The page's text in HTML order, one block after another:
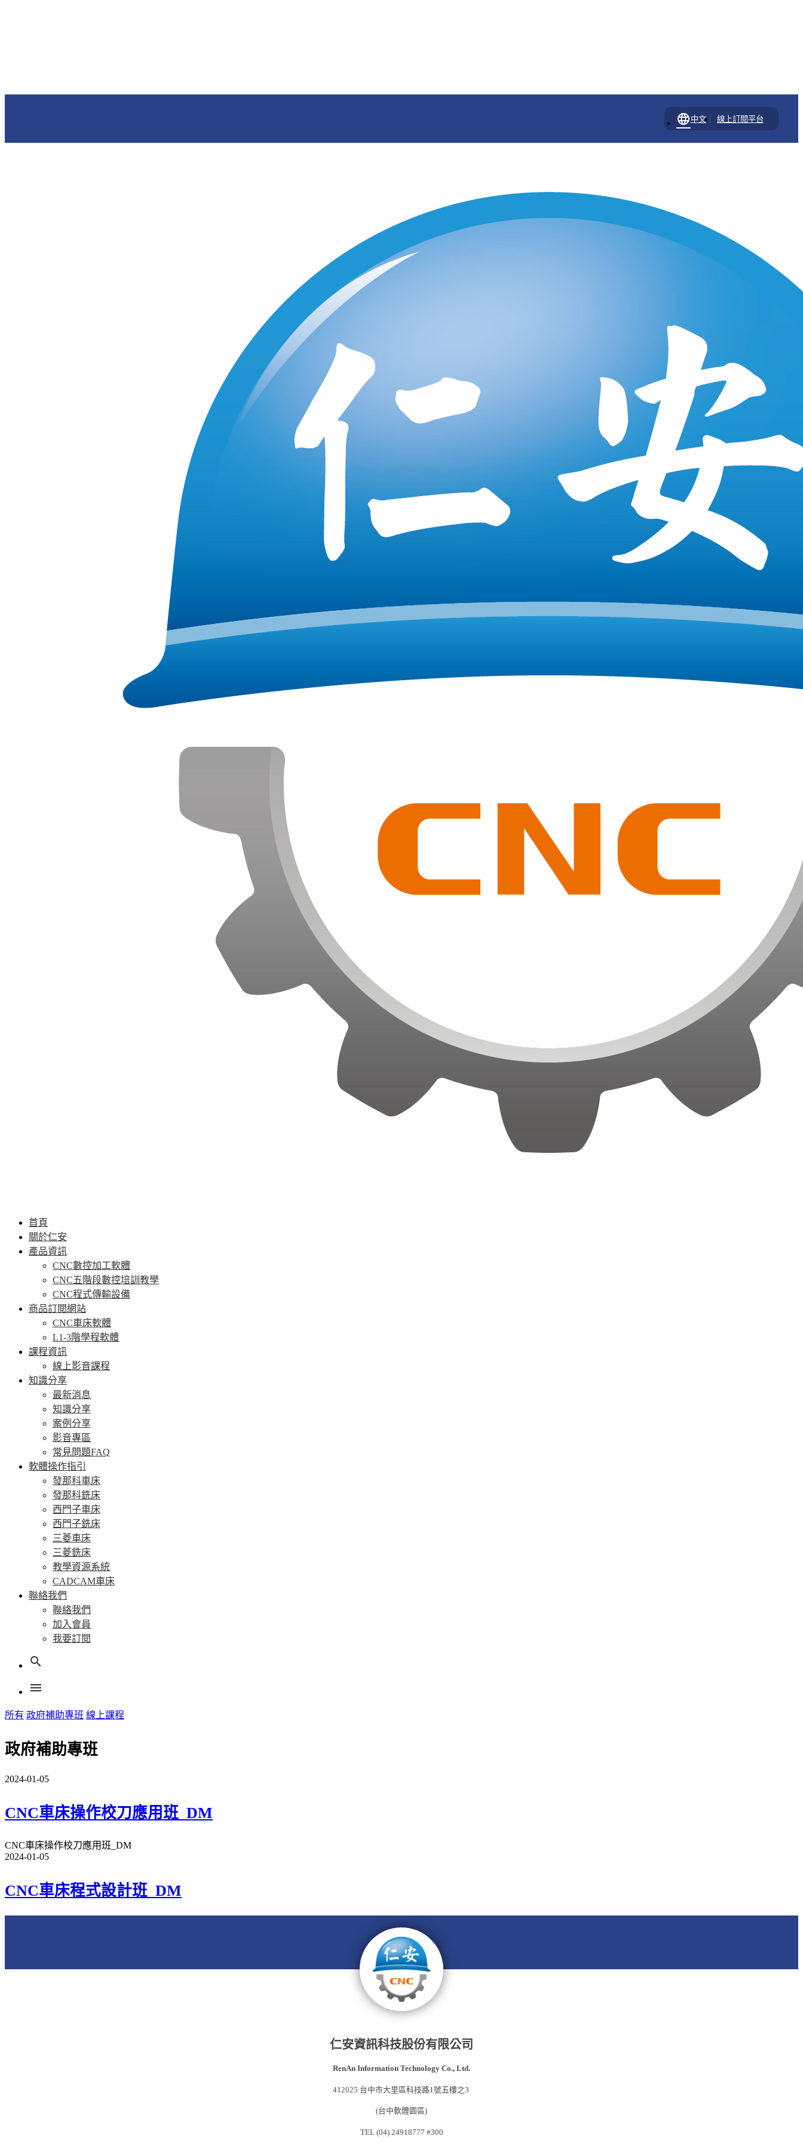
language 中文 | 線上訂閱平台
首頁
關於仁安
產品資訊
CNC數控加工軟體
CNC五階段數控培訓教學
CNC程式傳輸設備
商品訂閱網站
CNC車床軟體
L1-3階學程軟體
課程資訊
線上影音課程
知識分享
最新消息
知識分享
案例分享
影音專區
常見問題FAQ
軟體操作指引
發那科車床
發那科銑床
西門子車床
西門子銑床
三菱車床
三菱銑床
教學資源系統
CADCAM車床
聯絡我們
聯絡我們
加入會員
我要訂閱
search
menu
所有 政府補助專班 線上課程
政府補助專班
2024-01-05
CNC車床操作校刀應用班_DM
CNC車床操作校刀應用班_DM
2024-01-05
CNC車床程式設計班_DM
仁安資訊科技股份有限公司
RenAn Information Technology Co., Ltd.
412025 台中市大里區科技路1號五樓之3
(台中軟體園區)
TEL (04) 24918777 #300